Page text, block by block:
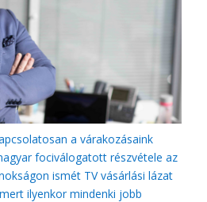
a várakozásaink
fociválogatott részvétele az
ismét TV vásárlási lázat
ilyenkor mindenki jobb